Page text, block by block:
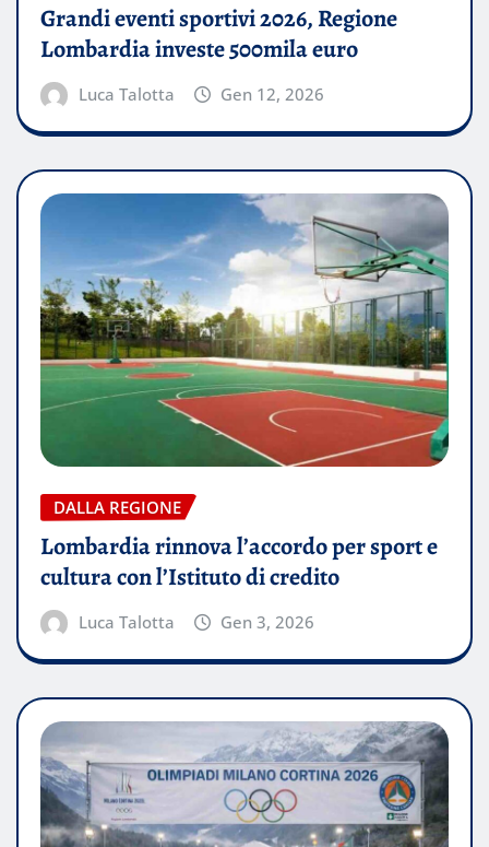
Grandi eventi sportivi 2026, Regione
Lombardia investe 500mila euro
Luca Talotta Gen 12, 2026
DALLA REGIONE
Lombardia rinnova l’accordo per sport e
cultura con l’Istituto di credito
Luca Talotta Gen 3, 2026